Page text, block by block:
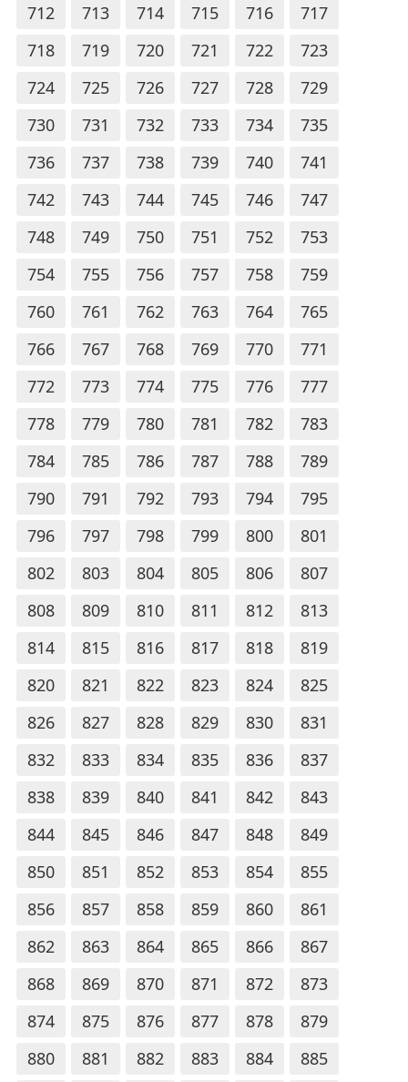
712
713 714 715 716
717
718
719 720 721 722
723
724
725 726 727 728
729
730
731 732 733 734
735
736
737 738 739 740
741
742
743 744 745 746
747
748
749 750 751 752
753
754
755 756 757 758
759
760
761 762 763 764
765
766
767 768 769 770
771
772
773 774 775 776
777
778
779 780 781 782
783
784
785 786 787 788
789
790
791 792 793 794
795
796
797 798 799 800
801
802
803 804 805 806
807
808
809 810 811 812
813
814
815 816 817 818
819
820
821 822 823 824
825
826
827 828 829 830
831
832
833 834 835 836
837
838
839 840 841 842
843
844
845 846 847 848
849
850
851 852 853 854
855
856
857 858 859 860
861
862
863 864 865 866
867
868
869 870 871 872
873
874
875 876 877 878
879
880
881 882 883 884
885